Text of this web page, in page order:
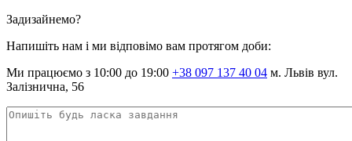
Задизайнемо?
Напишіть нам і ми відповімо вам протягом доби:
Ми працюємо з 10:00 до 19:00 +38 097 137 40 04 м. Львів вул.
Залізнична, 56